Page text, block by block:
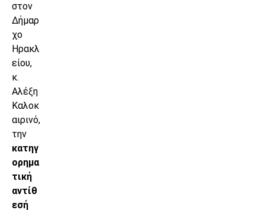
στον
Δήμαρ
χο
Ηρακλ
είου,
κ.
Αλέξη
Καλοκ
αιρινό,
την
κατηγ
ορημα
τική
αντίθ
εσή